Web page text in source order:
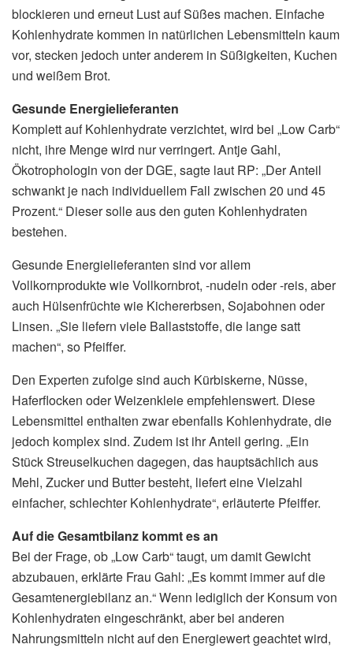
blockieren und erneut Lust auf Süßes machen. Einfache
Kohlenhydrate kommen in natürlichen Lebensmitteln kaum
vor, stecken jedoch unter anderem in Süßigkeiten, Kuchen
und weißem Brot.
Gesunde Energielieferanten
Komplett auf Kohlenhydrate verzichtet, wird bei „Low Carb“
nicht, ihre Menge wird nur verringert. Antje Gahl,
Ökotrophologin von der DGE, sagte laut RP: „Der Anteil
schwankt je nach individuellem Fall zwischen 20 und 45
Prozent.“ Dieser solle aus den guten Kohlenhydraten
bestehen.
Gesunde Energielieferanten sind vor allem
Vollkornprodukte wie Vollkornbrot, -nudeln oder -reis, aber
auch Hülsenfrüchte wie Kichererbsen, Sojabohnen oder
Linsen. „Sie liefern viele Ballaststoffe, die lange satt
machen“, so Pfeiffer.
Den Experten zufolge sind auch Kürbiskerne, Nüsse,
Haferflocken oder Weizenkleie empfehlenswert. Diese
Lebensmittel enthalten zwar ebenfalls Kohlenhydrate, die
jedoch komplex sind. Zudem ist ihr Anteil gering. „Ein
Stück Streuselkuchen dagegen, das hauptsächlich aus
Mehl, Zucker und Butter besteht, liefert eine Vielzahl
einfacher, schlechter Kohlenhydrate“, erläuterte Pfeiffer.
Auf die Gesamtbilanz kommt es an
Bei der Frage, ob „Low Carb“ taugt, um damit Gewicht
abzubauen, erklärte Frau Gahl: „Es kommt immer auf die
Gesamtenergiebilanz an.“ Wenn lediglich der Konsum von
Kohlenhydraten eingeschränkt, aber bei anderen
Nahrungsmitteln nicht auf den Energiewert geachtet wird,